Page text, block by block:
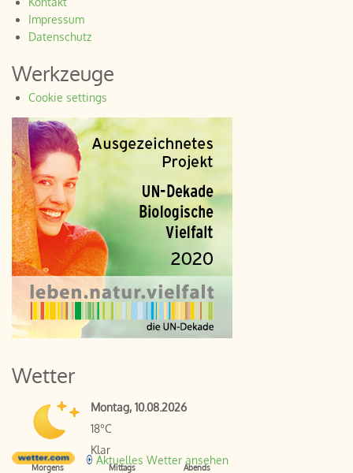
Impressum
Datenschutz
Werkzeuge
Cookie settings
Wetter
Montag, 10.08.2026
18°C
Klar
Morgens Mittags Abends
Aktuelles Wetter ansehen